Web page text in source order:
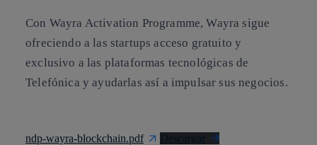
Con Wayra Activation Programme, Wayra sigue
ofreciendo a las startups acceso gratuito y
exclusivo a las plataformas tecnológicas de
Telefónica y ayudarlas así a impulsar sus negocios.
ndp-wayra-blockchain.pdf Descargar